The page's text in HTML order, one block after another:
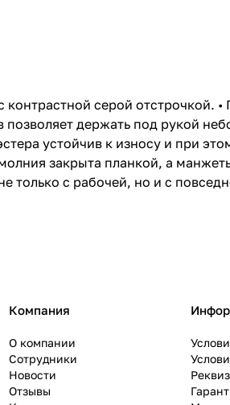
контрастной серой отстрочкой.
держать под рукой
устойчив к износу и при
закрыта планкой, а
только с рабочей, но и с
Компания
О компании
Сотрудники
Новости
Отзывы